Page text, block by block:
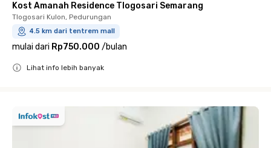
Kost Amanah Residence Tlogosari Semarang
Tlogosari Kulon, Pedurungan
4.5 km dari tentrem mall
mulai dari Rp750.000 /bulan
Lihat info lebih banyak